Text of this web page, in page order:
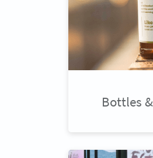
Bottles